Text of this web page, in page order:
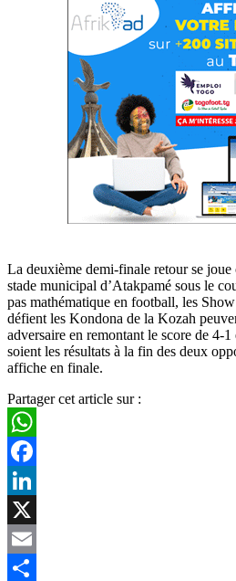
La deuxième demi-finale retour se
stade municipal d’Atakpamé sous le
pas mathématique en football, les
défient les Kondona de la Kozah
adversaire en remontant le score de 4-
soient les résultats à la fin des deux
affiche en finale.
Partager cet article sur :
WhatsApp
Facebook
LinkedIn
X
Email